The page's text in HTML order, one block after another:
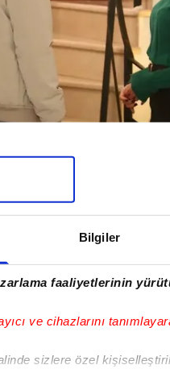
Bilgiler
faaliyetlerinin
ve cihazlarını
sizlere özel